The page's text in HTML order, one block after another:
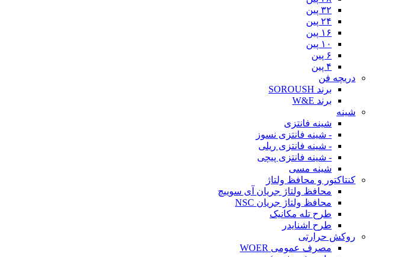
۳۲ پین
۲۴ پین
۱۶ پین
۱۰ پین
۶ پین
۴ پین
دریچه فن
برند SOROUSH
برند W&E
شینه
شینه فانتزی
- شینه فانتزی نسوز
- شینه فانتزی ریلی
- شینه فانتزی پیچی
شینه مسی
کنتاکتور و محافظ ولتاژ
محافظ ولتاژ جریان آی سوییچ
محافظ ولتاژ جریان NSC
طرح تله مکانیک
طرح اشنایدر
روکش حرارتی
مصرف عمومی WOER